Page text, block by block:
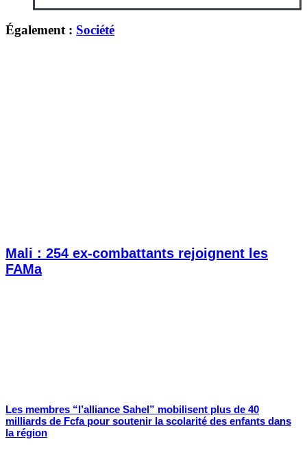
Également : Société
Mali : 254 ex-combattants rejoignent les
FAMa
Les membres “l’alliance Sahel” mobilisent plus de 40
milliards de Fcfa pour soutenir la scolarité des enfants dans
la région